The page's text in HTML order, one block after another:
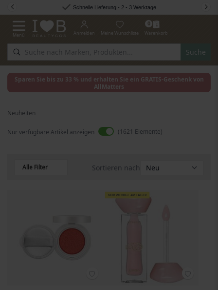
Zum Inhalt springen Schnelle Lieferung - 2 - 3 Werktage
Navigation umschalten
Menü
Suche
Anmelden Meine Wunschliste
0
Warenkorb
Sparen Sie bis zu 33 % und erhalten Sie ein GRATIS-Geschenk von
AllMatters
Neuheiten
Nur verfügbare Artikel anzeigen 1621 Elemente
Alle Filter Sortieren nach
NUR WENIGE AM LAGER